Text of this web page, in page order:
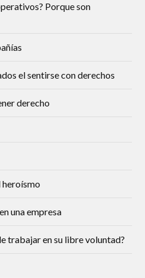
Porque son
el sentirse con derechos
derecho
heroísmo
una empresa
trabajar en su libre voluntad?